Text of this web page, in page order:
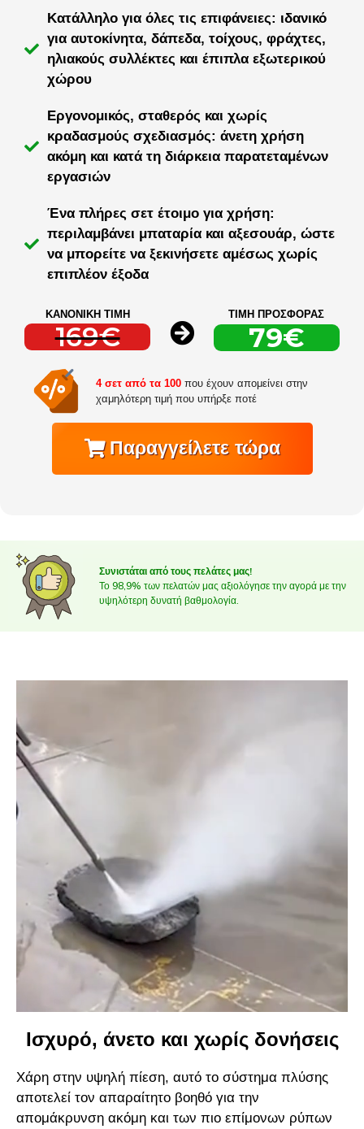
Κατάλληλο για όλες τις επιφάνειες: ιδανικό
για αυτοκίνητα, δάπεδα, τοίχους, φράχτες,
ηλιακούς συλλέκτες και έπιπλα εξωτερικού
χώρου
Εργονομικός, σταθερός και χωρίς
κραδασμούς σχεδιασμός: άνετη χρήση
ακόμη και κατά τη διάρκεια παρατεταμένων
εργασιών
Ένα πλήρες σετ έτοιμο για χρήση:
περιλαμβάνει μπαταρία και αξεσουάρ, ώστε
να μπορείτε να ξεκινήσετε αμέσως χωρίς
επιπλέον έξοδα
ΚΑΝΟΝΙΚΗ ΤΙΜΗ
169€
ΤΙΜΗ ΠΡΟΣΦΟΡΑΣ
79€
4 σετ από τα 100που έχουν απομείνει στην
χαμηλότερη τιμή που υπήρξε ποτέ
Παραγγείλετε τώρα
Συνιστάται από τους πελάτες μας!
Το 98,9% των πελατών μας αξιολόγησε την αγορά με την
υψηλότερη δυνατή βαθμολογία.
Ισχυρό, άνετο και χωρίς δονήσεις
Χάρη στην υψηλή πίεση, αυτό το σύστημα πλύσης
αποτελεί τον απαραίτητο βοηθό για την
απομάκρυνση ακόμη και των πιο επίμονων ρύπων